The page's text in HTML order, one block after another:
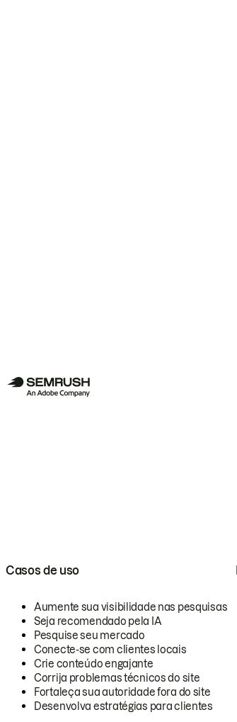
Casos de uso
Aumente sua visibilidade nas pesquisas
Seja recomendado pela IA
Pesquise seu mercado
Conecte-se com clientes locais
Crie conteúdo engajante
Corrija problemas técnicos do site
Fortaleça sua autoridade fora do site
Desenvolva estratégias para clientes